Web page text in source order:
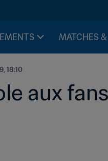
MATCHES &
18:10
aux fans